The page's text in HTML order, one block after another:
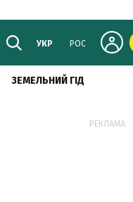
УКР РОС
ЗЕМЕЛЬНИЙ ГІД
РЕКЛАМА: